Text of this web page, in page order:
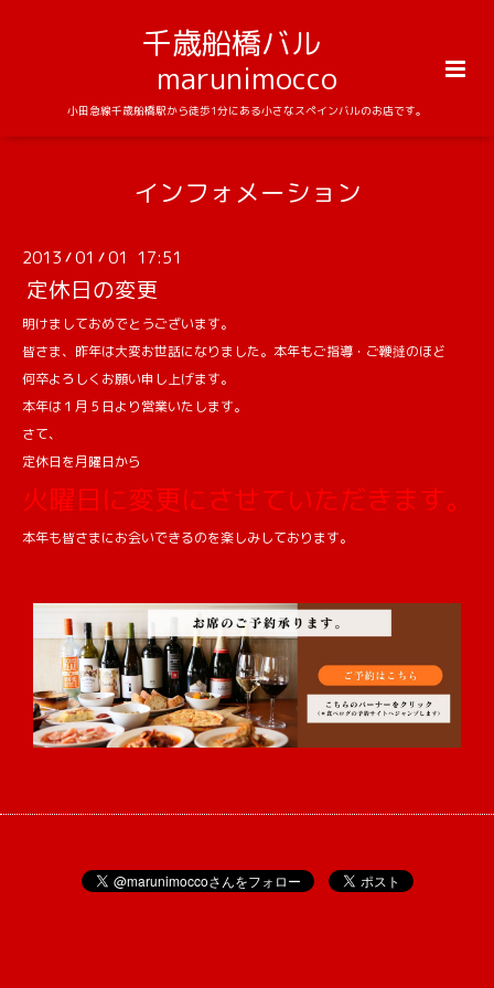
千歳船橋バル
marunimocco
小田急線千歳船橋駅から徒歩1分にある小さなスペインバルのお店です。
インフォメーション
2013 /01 /01 17:51
定休日の変更
明けましておめでとうございます。
皆さま、昨年は大変お世話になりました。本年もご指導・ご鞭撻のほど
何卒よろしくお願い申し上げます。
本年は１月５日より営業いたします。
さて、
定休日を月曜日から
火曜日に変更にさせていただきます。
本年も皆さまにお会いできるのを楽しみしております。